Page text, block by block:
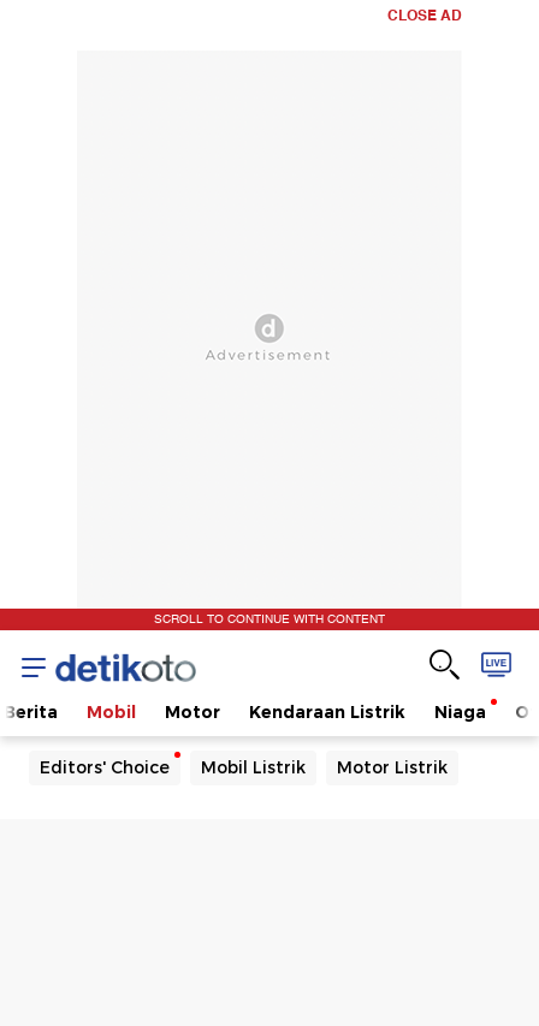
CLOSE AD
SCROLL TO CONTINUE WITH CONTENT
Berita Mobil Motor Kendaraan Listrik Niaga
Editors' Choice Mobil Listrik Motor Listrik